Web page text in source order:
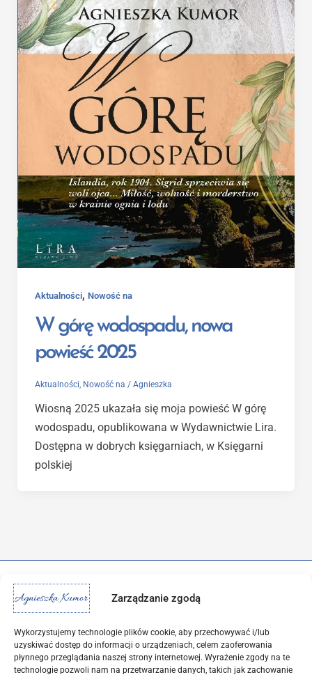
Zarządzanie zgodą
Wykorzystujemy technologie plików cookie, aby przechowywać i/lub
uzyskiwać dostęp do informacji o urządzeniach, celem zaoferowania
płynnego przeglądania naszej strony internetowej. Wyrażenie zgody na te
technologie pozwoli nam na przetwarzanie danych, takich jak zachowanie
Aktualności, Nowość na
W górę wodospadu, nowa
powieść 2025
Aktualności Nowość na / Agnieszka
Wiosną 2025 ukazała się moja powieść W górę
wodospadu, opublikowana w Wydawnictwie Lira.
Dostępna w dobrych księgarniach, w Księgarni
polskiej